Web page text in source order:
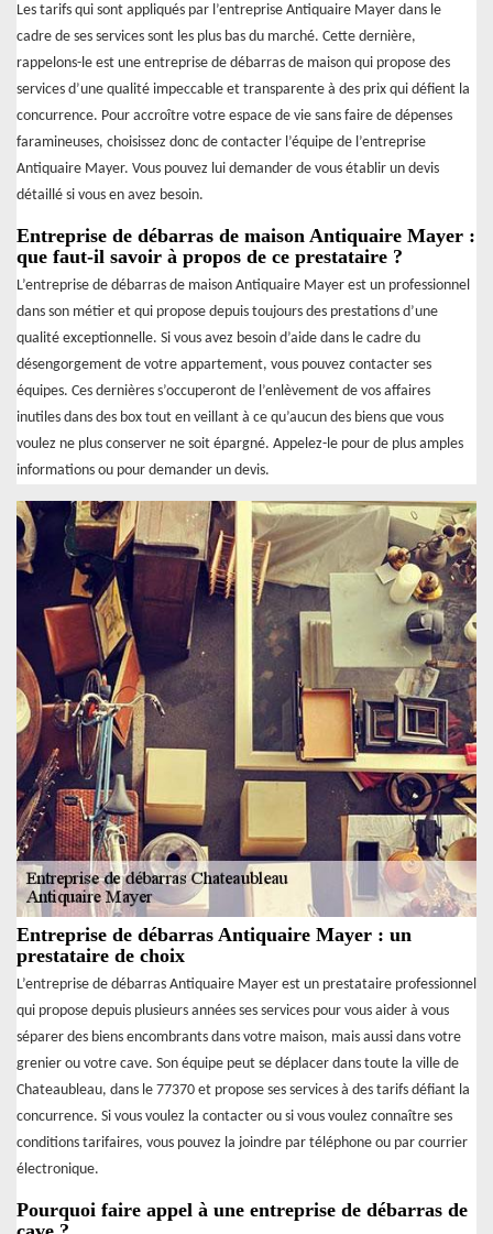
Les tarifs qui sont appliqués par l’entreprise Antiquaire Mayer dans le
cadre de ses services sont les plus bas du marché. Cette dernière,
rappelons-le est une entreprise de débarras de maison qui propose des
services d’une qualité impeccable et transparente à des prix qui défient la
concurrence. Pour accroître votre espace de vie sans faire de dépenses
faramineuses, choisissez donc de contacter l’équipe de l’entreprise
Antiquaire Mayer. Vous pouvez lui demander de vous établir un devis
détaillé si vous en avez besoin.
Entreprise de débarras de maison Antiquaire Mayer :
que faut-il savoir à propos de ce prestataire ?
L’entreprise de débarras de maison Antiquaire Mayer est un professionnel
dans son métier et qui propose depuis toujours des prestations d’une
qualité exceptionnelle. Si vous avez besoin d’aide dans le cadre du
désengorgement de votre appartement, vous pouvez contacter ses
équipes. Ces dernières s’occuperont de l’enlèvement de vos affaires
inutiles dans des box tout en veillant à ce qu’aucun des biens que vous
voulez ne plus conserver ne soit épargné. Appelez-le pour de plus amples
informations ou pour demander un devis.
Entreprise de débarras Antiquaire Mayer : un
prestataire de choix
L’entreprise de débarras Antiquaire Mayer est un prestataire professionnel
qui propose depuis plusieurs années ses services pour vous aider à vous
séparer des biens encombrants dans votre maison, mais aussi dans votre
grenier ou votre cave. Son équipe peut se déplacer dans toute la ville de
Chateaubleau, dans le 77370 et propose ses services à des tarifs défiant la
concurrence. Si vous voulez la contacter ou si vous voulez connaître ses
conditions tarifaires, vous pouvez la joindre par téléphone ou par courrier
électronique.
Pourquoi faire appel à une entreprise de débarras de